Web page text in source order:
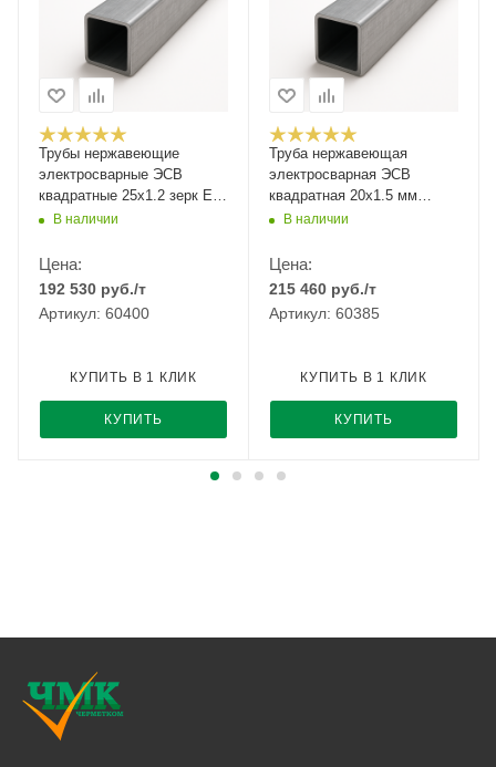
Трубы нержавеющие
электросварные ЭСВ
квадратные 25х1.2 зерк EN
10219-2, длина 6 м, марка
В наличии
Цена:
192 530 руб./т
Артикул: 60400
КУПИТЬ
КУПИТЬ В 1 КЛИК
Труба нержавеющая
электросварная ЭСВ
квадратная 20х1.5 мм
зеркальная EN 10219-2 AISI
В наличии
Цена:
215 460 руб./т
Артикул: 60385
КУПИТЬ
КУПИТЬ В 1 КЛИК